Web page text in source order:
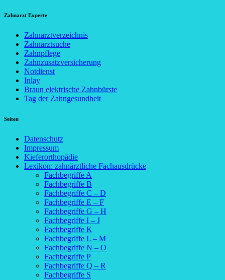
Zahnarzt Experte
Zahnarztverzeichnis
Zahnarztsuche
Zahnpflege
Zahnzusatzversicherung
Notdienst
Inlay
Braun elektrische Zahnbürste
Tag der Zahngesundheit
Seiten
Datenschutz
Impressum
Kieferorthopädie
Lexikon: zahnärztliche Fachausdrücke
Fachbegriffe A
Fachbegriffe B
Fachbegriffe C – D
Fachbegriffe E – F
Fachbegriffe G – H
Fachbegriffe I – J
Fachbegriffe K
Fachbegriffe L – M
Fachbegriffe N – O
Fachbegriffe P
Fachbegriffe Q – R
Fachbegriffe S